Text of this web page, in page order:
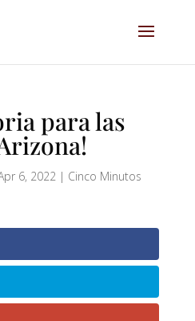
para las
6, 2022| Cinco Minutos